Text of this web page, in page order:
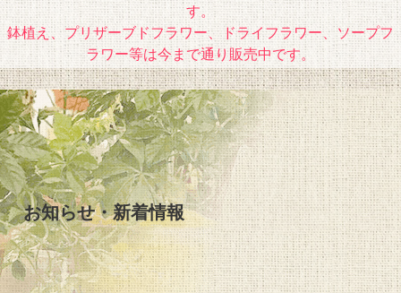
す。
鉢植え、プリザーブドフラワー、ドライフラワー、ソープフ
ラワー等は今まで通り販売中です。
お知らせ・新着情報